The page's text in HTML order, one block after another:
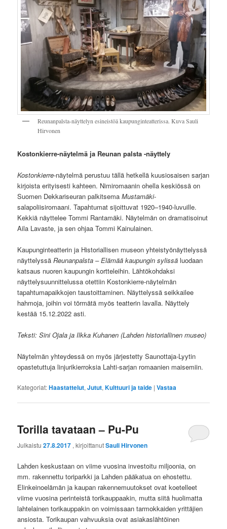
Reunanpalsta-näyttelyn esineistöä kaupunginteatterissa. Kuva Sauli
Hirvonen
Kostonkierre-näytelmä ja Reunan palsta -näyttely
Kostonkierre-näytelmä perustuu tällä hetkellä kuusiosaisen sarjan
kirjoista erityisesti kahteen. Nimiromaanin ohella keskiössä on
Suomen Dekkariseuran palkitsemaMustamäki-
salapoliisiromaani. Tapahtumat sijoittuvat 1920–1940-luvuille.
Kekkiä näyttelee Tommi Rantamäki. Näytelmän on dramatisoinut
Aila Lavaste, ja sen ohjaa Tommi Kainulainen.
Kaupunginteatterin ja Historiallisen museon yhteistyönäyttelyssä
näyttelyssä Reunanpalsta – Elämää kaupungin sylissä luodaan
katsaus nuoren kaupungin kortteleihin. Lähtökohdaksi
näyttelysuunnittelussa otettiin Kostonkierre-näytelmän
tapahtumapaikkojen taustoittaminen. Näyttelyssä seikkailee
hahmoja, joihin voi törmätä myös teatterin lavalla. Näyttely
kestää 15.12.2022 asti.
Teksti: Sini Ojala ja Ilkka Kuhanen (Lahden historiallinen museo)
Näytelmän yhteydessä on myös järjestetty Saunottaja-Lyytin
opastetuttuja linjurikierroksia Lahti-sarjan romaanien maisemiin.
Kategoriat:Haastattelut,Jutut,Kulttuuri ja taide |Vastaa
Torilla tavataan – Pu-Pu
Julkaistu27.8.2017 , kirjoittanutSauli Hirvonen
Lahden keskustaan on viime vuosina investoitu miljoonia, on
mm. rakennettu toriparkki ja Lahden pääkatua on ehostettu.
Elinkeinoelämän ja kaupan rakennemuutokset ovat koetelleet
viime vuosina perinteistä torikauppaakin, mutta siitä huolimatta
lahtelainen torikauppakin on voimissaan tarmokkaiden yrittäjien
ansiosta. Torikaupan vahvuuksia ovat asiakaslähtöinen